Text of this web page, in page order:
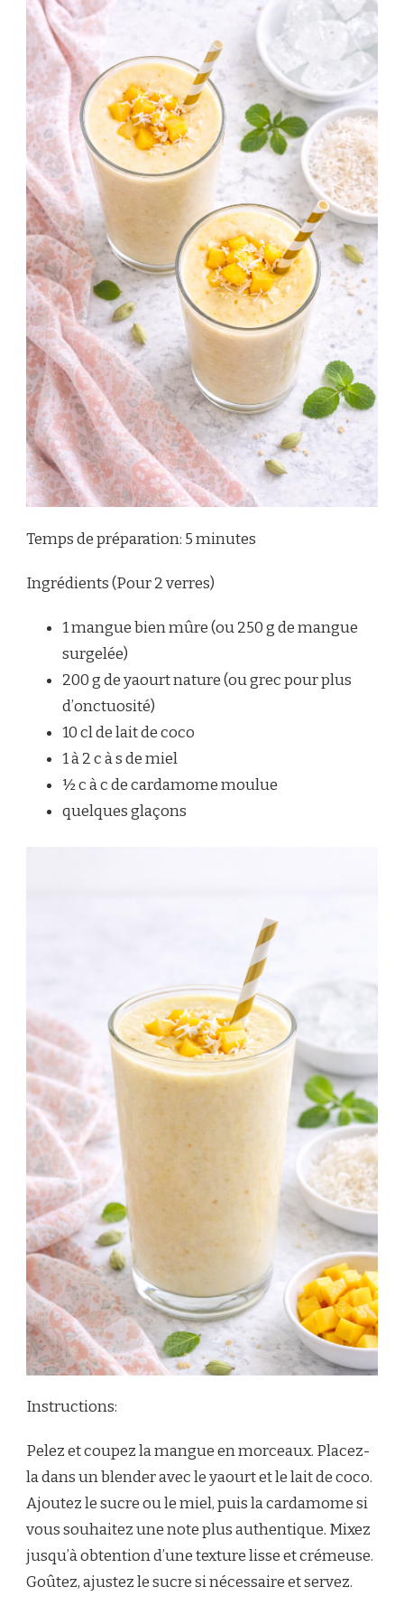
Temps de préparation: 5 minutes
Ingrédients (Pour 2 verres)
1 mangue bien mûre (ou 250 g de mangue
surgelée)
200 g de yaourt nature (ou grec pour plus
d’onctuosité)
10 cl de lait de coco
1 à 2 c à s de miel
½ c à c de cardamome moulue
quelques glaçons
Instructions:
Pelez et coupez la mangue en morceaux. Placez-
la dans un blender avec le yaourt et le lait de coco.
Ajoutez le sucre ou le miel, puis la cardamome si
vous souhaitez une note plus authentique. Mixez
jusqu’à obtention d’une texture lisse et crémeuse.
Goûtez, ajustez le sucre si nécessaire et servez.